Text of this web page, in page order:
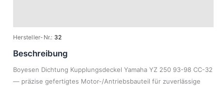
Hersteller-Nr.: 32
Beschreibung
Boyesen Dichtung Kupplungsdeckel Yamaha YZ 250 93-98 CC-32
— präzise gefertigtes Motor-/Antriebsbauteil für zuverlässige